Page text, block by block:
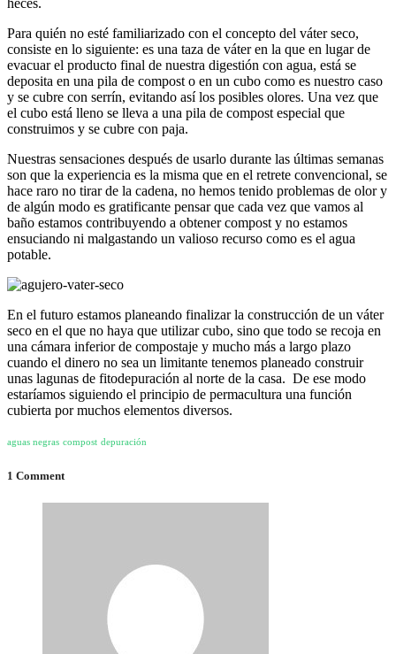
heces.
Para quién no esté familiarizado con el concepto del váter seco,
consiste en lo siguiente: es una taza de váter en la que en lugar de
evacuar el producto final de nuestra digestión con agua, está se
deposita en una pila de compost o en un cubo como es nuestro caso
y se cubre con serrín, evitando así los posibles olores. Una vez que
el cubo está lleno se lleva a una pila de compost especial que
construimos y se cubre con paja.
Nuestras sensaciones después de usarlo durante las últimas semanas
son que la experiencia es la misma que en el retrete convencional, se
hace raro no tirar de la cadena, no hemos tenido problemas de olor y
de algún modo es gratificante pensar que cada vez que vamos al
baño estamos contribuyendo a obtener compost y no estamos
ensuciando ni malgastando un valioso recurso como es el agua
potable.
En el futuro estamos planeando finalizar la construcción de un váter
seco en el que no haya que utilizar cubo, sino que todo se recoja en
una cámara inferior de compostaje y mucho más a largo plazo
cuando el dinero no sea un limitante tenemos planeado construir
unas lagunas de fitodepuración al norte de la casa. De ese modo
estaríamos siguiendo el principio de permacultura una función
cubierta por muchos elementos diversos.
aguas negras compost depuración
1 Comment